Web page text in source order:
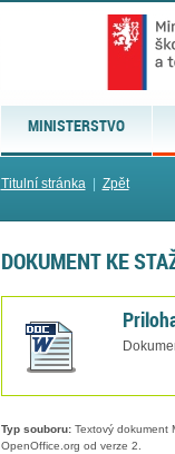
MINISTERSTVO
Titulní stránka| Zpět
DOKUMENT KE
Typ souboru:Textový dokument
OpenOffice.org od verze 2.